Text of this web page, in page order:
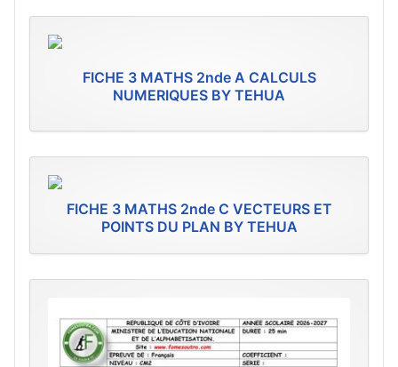
FICHE 3 MATHS 2nde A CALCULS
NUMERIQUES BY TEHUA
FICHE 3 MATHS 2nde C VECTEURS ET
POINTS DU PLAN BY TEHUA